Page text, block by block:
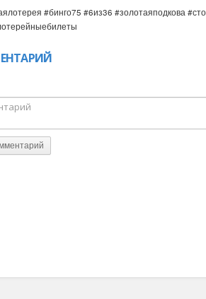
#бинго75 #6из36 #золотаяподкова